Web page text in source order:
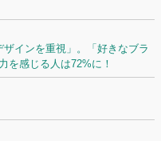
インを重視」。「好きなブラ
を感じる人は72%に！